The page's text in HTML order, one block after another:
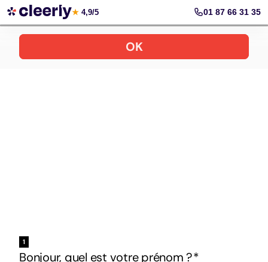
Votre simulation gratuite et personnalisée
★ 4,9/5 01 87 66 31 35